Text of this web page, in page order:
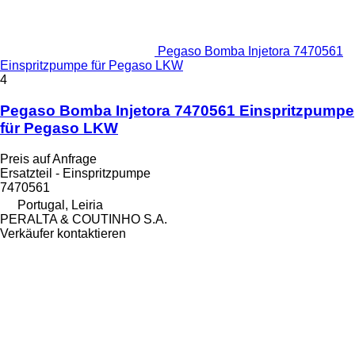
Pegaso Bomba Injetora 7470561
Einspritzpumpe für Pegaso LKW
4
Pegaso Bomba Injetora 7470561 Einspritzpumpe
für Pegaso LKW
Preis auf Anfrage
Ersatzteil - Einspritzpumpe
7470561
Portugal, Leiria
PERALTA & COUTINHO S.A.
Verkäufer kontaktieren